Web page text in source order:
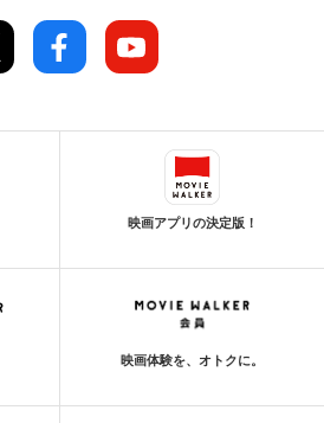
映画アプリの決定版！
映画体験を、オトクに。